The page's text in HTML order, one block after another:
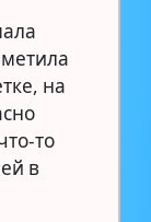
на
то
в